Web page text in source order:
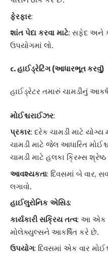
ફેરફાર:
શાંત પેદા કરવા માટે: સફેદ અને
ઉપયોગમાં લો.
c. હાઈડ્રેટિંગ (આધારભૂત કરવું)
હાઈડ્રેટર તમારું ચામડીનું
મોઈશ્ચરાઈઝર:
પ્રકાર: દરેક ચામડી માટે
ચામડી માટે જેલ આધારિત
ચામડી માટે હલકા ક્રિમ્સ
આવશ્યકતા: દિવસમાં બે વાર,
લગાવો.
હાઈલુરોનિક એસિડ:
કાર્યકારી સક્રિય તત્વ: આ એક
મોલેક્યુલ્સને આકર્ષિત કરે છે.
ઉપયોગ: દિવસમાં એક વાર